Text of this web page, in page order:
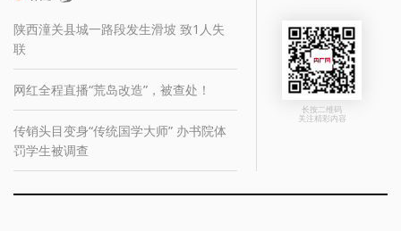
陕西潼关县城一路段发生滑坡 致1人失
联
网红全程直播“荒岛改造”，被查处！
传销头目变身“传统国学大师” 办书院体
罚学生被调查
长按二维码
关注精彩内容